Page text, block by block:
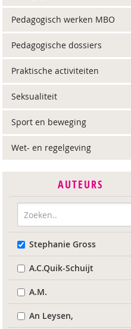
Pedagogisch werken MBO
Pedagogische dossiers
Praktische activiteiten
Seksualiteit
Sport en beweging
Wet- en regelgeving
AUTEURS
Stephanie Gross
A.C.Quik-Schuijt
A.M.
An Leysen,